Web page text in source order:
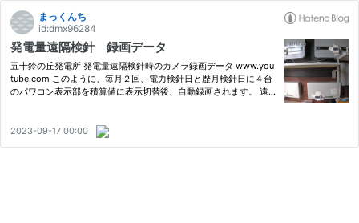
まっくんち
id:dmx96284
発電量遠隔検針 録画データ
五十鈴の丘発電所 発電量遠隔検針時のカメラ録画データ www.you
tube.com このように、毎月２回、電力検針日と歴月検針日に４台
のパワコン表示部を積算値に表示切替後、自動録画されます。 遠
2023-09-17 00:00